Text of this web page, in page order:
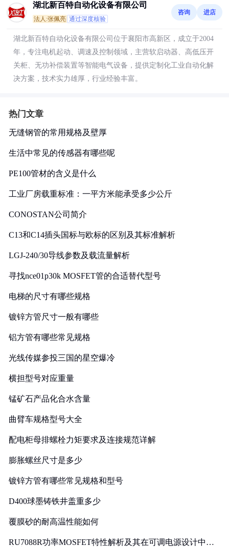
湖北新百特自动化设备有限公司
法人:张佩亮 通过深度核验
咨询 进店
湖北新百特自动化设备有限公司位于襄阳市高新区，成立于2004
年，专注电机起动、调速及控制领域，主营软启动器、高低压开
关柜、无功补偿装置等智能电气设备，提供定制化工业自动化解
决方案，技术实力雄厚，行业经验丰富。
热门文章
无缝钢管的常用规格及壁厚
生活中常见的传感器有哪些呢
PE100管材的含义是什么
工业厂房载重标准：一平方米能承受多少公斤
CONOSTAN公司简介
C13和C14插头国标与欧标的区别及其标准解析
LGJ-240/30导线参数及载流量解析
寻找nce01p30k MOSFET管的合适替代型号
电梯的尺寸有哪些规格
镀锌方管尺寸一般有哪些
铝方管有哪些常见规格
光线传媒参投三国的星空爆冷
横担型号对应重量
锰矿石产品化合水含量
曲臂车规格型号大全
配电柜母排螺栓力矩要求及连接规范详解
膨胀螺丝尺寸是多少
镀锌方管有哪些常见规格和型号
D400球墨铸铁井盖重多少
覆膜砂的耐高温性能如何
RU7088R功率MOSFET特性解析及其在可调电源设计中的